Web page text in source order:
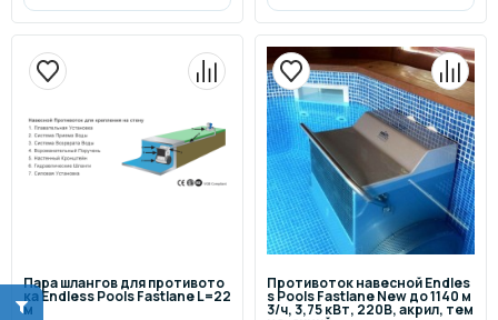
Пара шлангов для противото
ка Endless Pools Fastlane L=22
м
Противоток навесной Endles
s Pools Fastlane New до 1140 м
3/ч, 3,75 кВт, 220В, акрил, тем